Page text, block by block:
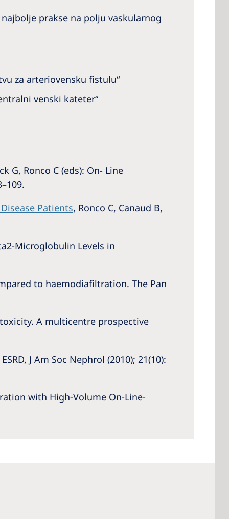
prakse na polju vaskularnog
za arteriovensku fistulu“
venski kateter“
G, Ronco C (eds): On- Line
Patients, Ronco C, Canaud B,
Microglobulin Levels in
to haemodiafiltration. The Pan
A multicentre prospective
J Am Soc Nephrol (2010); 21(10):
with High-Volume On-Line-